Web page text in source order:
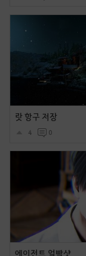
랏 항구 저장
4 0
에이전트 얼빡샷